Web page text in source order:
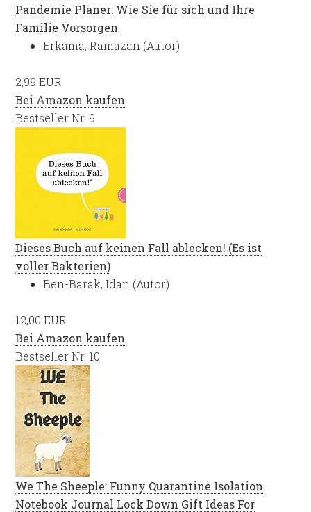
Pandemie Planer: Wie Sie für sich und Ihre
Familie Vorsorgen
Erkama, Ramazan (Autor)
2,99 EUR
Bei Amazon kaufen
Bestseller Nr. 9
Dieses Buch auf keinen Fall ablecken! (Es ist
voller Bakterien)
Ben-Barak, Idan (Autor)
12,00 EUR
Bei Amazon kaufen
Bestseller Nr. 10
We The Sheeple: Funny Quarantine Isolation
Notebook Journal Lock Down Gift Ideas For